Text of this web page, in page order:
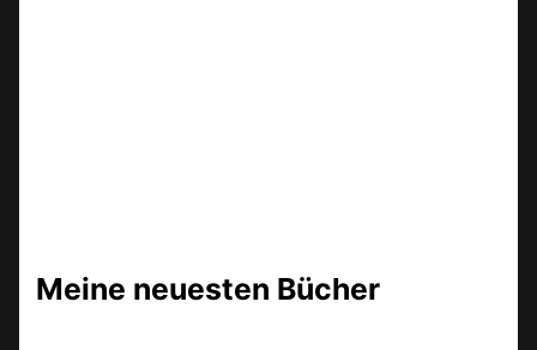
Meine neuesten Bücher